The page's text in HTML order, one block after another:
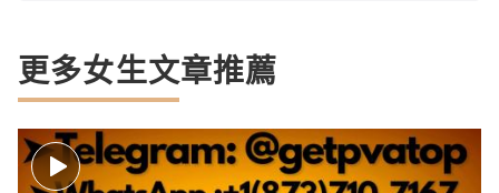
更多女生文章推薦